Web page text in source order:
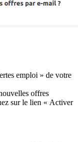
emploi » de votre
offres
sur le lien « Activer